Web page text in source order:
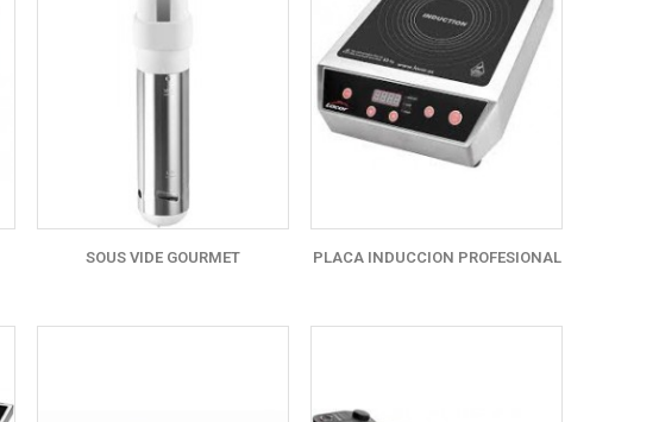
SOUS VIDE GOURMET PLACA INDUCCION PROFESIONAL